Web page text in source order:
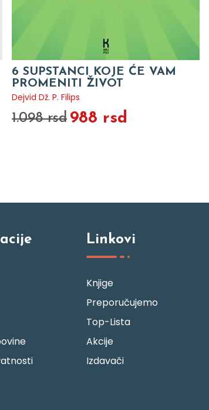
6 SUPSTANCI KOJE ĆE VAM
PROMENITI ŽIVOT
Dejvid Dž. P. Filips
1.098 rsd 988 rsd
Linkovi
Knjige
Preporučujemo
Top-Lista
Akcije
Izdavači